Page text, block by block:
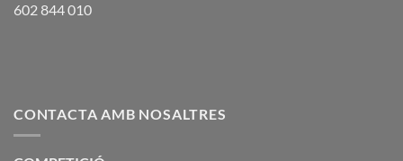
602 844 010
CONTACTA AMB NOSALTRES